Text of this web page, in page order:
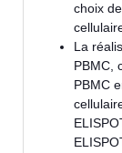
choix
La
PBMC,
PBMC